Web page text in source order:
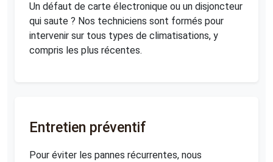
Un défaut de carte électronique ou un disjoncteur
qui saute ? Nos techniciens sont formés pour
intervenir sur tous types de climatisations, y
compris les plus récentes.
Entretien préventif
Pour éviter les pannes récurrentes, nous